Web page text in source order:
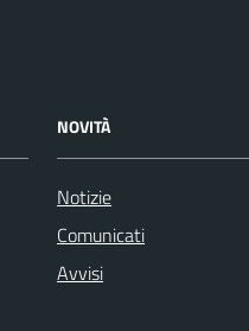
NOVITÀ
Notizie
Comunicati
Avvisi